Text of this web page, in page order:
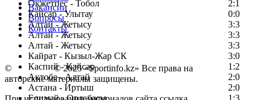
Окжетпес - Тобол
2:1
Кайсар - Улытау
0:0
Алтай - Жетысу
3:3
Алтай - Жетысу
3:3
Алтай - Жетысу
3:3
Кайрат - Кызыл-Жар СК
3:0
Каспий - Кайсар
1:2
Актобе - Алтай
2:0
Астана - Иртыш
2:0
Вакансии
Вопросы
Контакты
© Copyright© 2025 «Sportinfo.kz» Все права на
авторские материалы защищены.